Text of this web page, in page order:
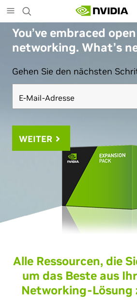
Skip
to
main
content
You’ve embraced open
networking. What’s
Gehen Sie den nächsten
E-Mail-Adresse
WEITER
Alle Ressourcen, die
um das Beste aus
Networking-Lösung